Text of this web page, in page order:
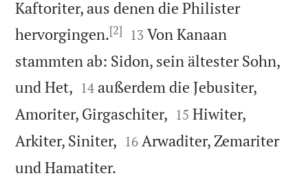
Kaftoriter, aus denen die Philister
hervorgingen.[2] 

13 Von Kanaan
stammten ab: Sidon, sein ältester Sohn,
und Het, 

14 außerdem die Jebusiter,
Amoriter, Girgaschiter, 

15 Hiwiter,
Arkiter, Siniter, 

16 Arwaditer, Zemariter
und Hamatiter.